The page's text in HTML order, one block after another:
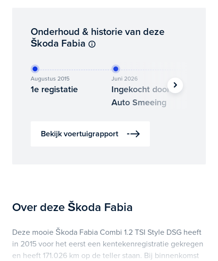
Onderhoud & historie van deze
Škoda Fabia
Augustus 2015
1e registatie
Juni 2026
Ingekocht door
Auto Smeeing
Bekijk voertuigrapport
Over deze Škoda Fabia
Deze mooie Škoda Fabia Combi 1.2 TSI Style DSG heeft
in 2015 voor het eerst een kentekenregistratie gekregen
en heeft 171.026 km op de teller staan. Bij binnenkomst